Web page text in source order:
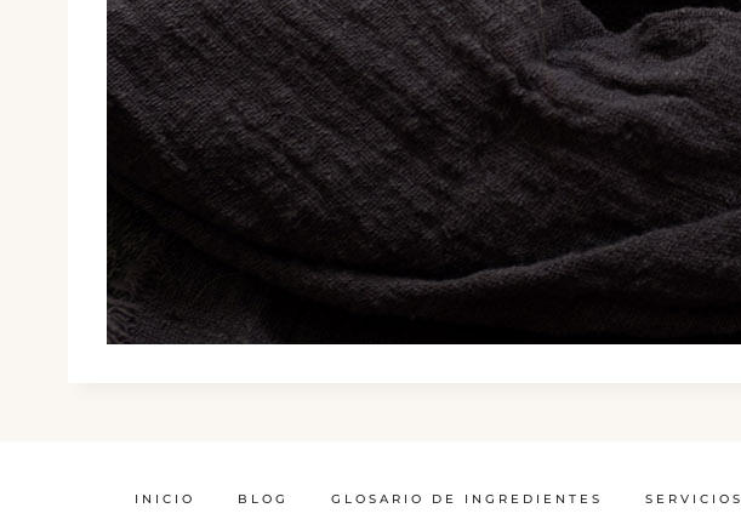
INICIO BLOG GLOSARIO DE INGREDIENTES SERVICIOS